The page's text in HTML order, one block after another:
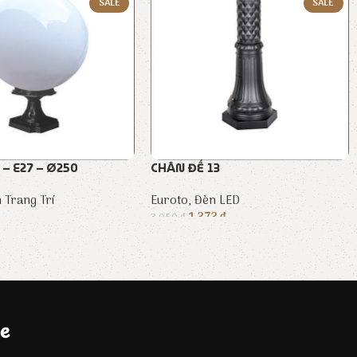
E27 – Ø250
Trang Trí
CHÂN ĐẾ 13
Euroto,Đèn LED
3.050₫ 1.373₫